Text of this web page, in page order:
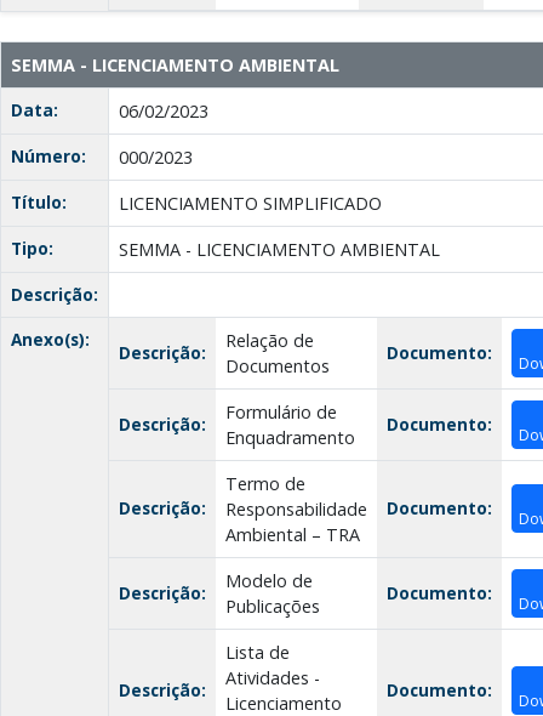
SEMMA - LICENCIAMENTO AMBIENTAL
Data:
06/02/2023
Número:
000/2023
Título:
LICENCIAMENTO SIMPLIFICADO
Tipo:
SEMMA - LICENCIAMENTO AMBIENTAL
Descrição:
Anexo(s):
Descrição:
Relação de
Documentos
Documento:
Descrição:
Formulário de
Enquadramento
Documento:
Descrição:
Termo de
Responsabilidade
Ambiental – TRA
Documento:
Descrição:
Modelo de
Publicações
Documento:
Descrição:
Lista de
Atividades -
Licenciamento
Documento: